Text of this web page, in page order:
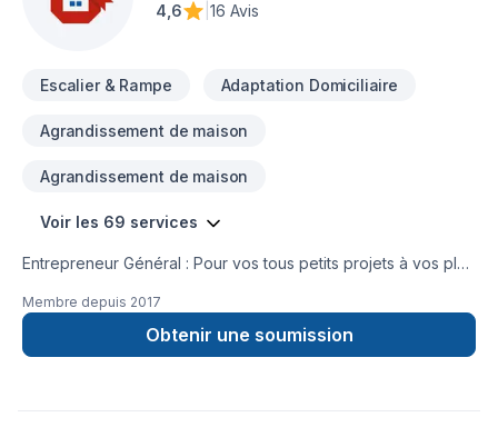
4,6
16 Avis
Escalier & Rampe Adaptation Domiciliaire
Agrandissement de maison
Agrandissement de maison
Voir les 69 services
Entrepreneur Général : Pour vos tous petits projets à vos plus
de réalisez vos travaux tout en restant à votre
écoute. Service personnalisé !
Membre depuis 2017
Obtenir une soumission